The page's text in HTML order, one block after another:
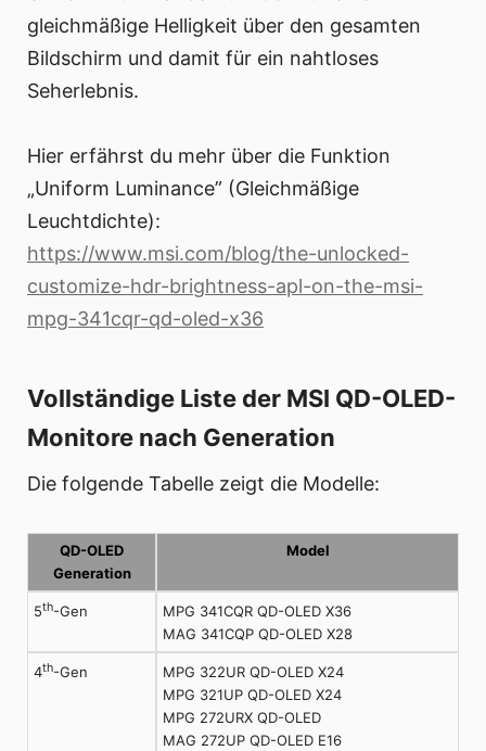
gleichmäßige Helligkeit über den gesamten
Bildschirm und damit für ein nahtloses
Seherlebnis.
Hier erfährst du mehr über die Funktion
„Uniform Luminance” (Gleichmäßige
Leuchtdichte):
https://www.msi.com/blog/the-unlocked-
customize-hdr-brightness-apl-on-the-msi-
mpg-341cqr-qd-oled-x36
Vollständige Liste der MSI QD-OLED-
Monitore nach Generation
Die folgende Tabelle zeigt die Modelle:
QD-OLED
Generation
Model
5th-Gen
MPG 341CQR QD-OLED X36
MAG 341CQP QD-OLED X28
4th-Gen
MPG 322UR QD-OLED X24
MPG 321UP QD-OLED X24
MPG 272URX QD-OLED
MAG 272UP QD-OLED E16